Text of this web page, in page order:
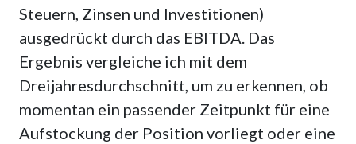
Steuern, Zinsen und Investitionen)
ausgedrückt durch das EBITDA. Das
Ergebnis vergleiche ich mit dem
Dreijahresdurchschnitt, um zu erkennen, ob
momentan ein passender Zeitpunkt für eine
Aufstockung der Position vorliegt oder eine